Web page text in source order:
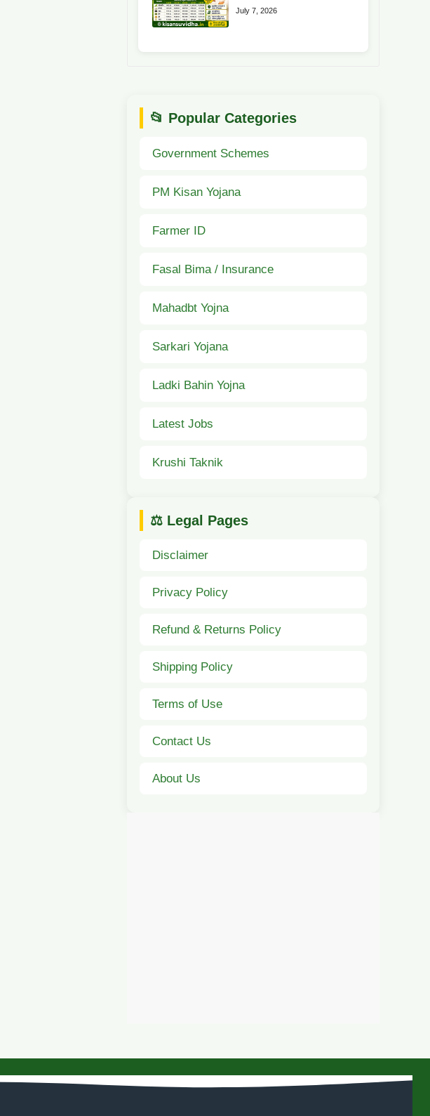
July 7, 2026
📂 Popular Categories
Government Schemes
PM Kisan Yojana
Farmer ID
Fasal Bima / Insurance
Mahadbt Yojna
Sarkari Yojana
Ladki Bahin Yojna
Latest Jobs
Krushi Taknik
⚖️ Legal Pages
Disclaimer
Privacy Policy
Refund & Returns Policy
Shipping Policy
Terms of Use
Contact Us
About Us